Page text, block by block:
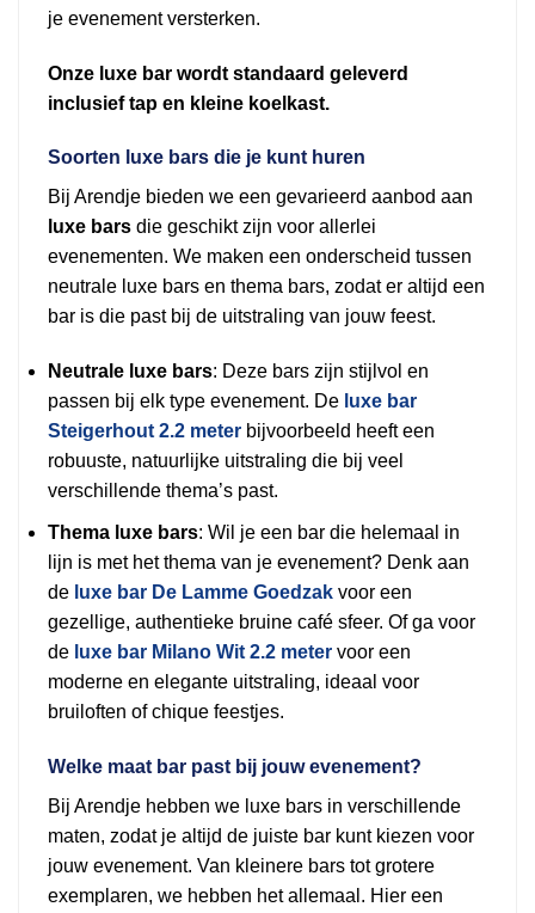
je evenement versterken.
Onze luxe bar wordt standaard geleverd
inclusief tap en kleine koelkast.
Soorten luxe bars die je kunt huren
Bij Arendje bieden we een gevarieerd aanbod aan
luxe bars die geschikt zijn voor allerlei
evenementen. We maken een onderscheid tussen
neutrale luxe bars en thema bars, zodat er altijd een
bar is die past bij de uitstraling van jouw feest.
Neutrale luxe bars: Deze bars zijn stijlvol en
passen bij elk type evenement. De luxe bar
Steigerhout 2.2 meter bijvoorbeeld heeft een
robuuste, natuurlijke uitstraling die bij veel
verschillende thema’s past.
Thema luxe bars: Wil je een bar die helemaal in
lijn is met het thema van je evenement? Denk aan
de luxe bar De Lamme Goedzak voor een
gezellige, authentieke bruine café sfeer. Of ga voor
de luxe bar Milano Wit 2.2 meter voor een
moderne en elegante uitstraling, ideaal voor
bruiloften of chique feestjes.
Welke maat bar past bij jouw evenement?
Bij Arendje hebben we luxe bars in verschillende
maten, zodat je altijd de juiste bar kunt kiezen voor
jouw evenement. Van kleinere bars tot grotere
exemplaren, we hebben het allemaal. Hier een